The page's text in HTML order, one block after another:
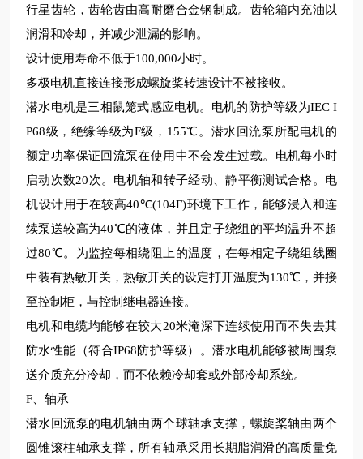
行星齿轮，齿轮齿由高耐磨合金钢制成。齿轮箱内充油以
润滑和冷却，并减少泄漏的影响。
设计使用寿命不低于100,000小时。
多极电机直接连接形成螺旋桨转速设计不被接收。
潜水电机是三相鼠笼式感应电机。电机的防护等级为IEC I
P68级，绝缘等级为F级， 155℃。潜水回流泵所配电机的
额定功率保证回流泵在使用中不会发生过载。电机每小时
启动次数20次。电机轴和转子经动、静平衡测试合格。电
机设计用于在较高40℃(104F)环境下工作，能够浸入和连
续泵送较高为40℃的液体，并且定子绕组的平均温升不超
过80℃。为监控每相绕阻上的温度，在每相定子绕组线圈
中装有热敏开关，热敏开关的设定打开温度为130℃，并接
至控制柜，与控制继电器连接。
电机和电缆均能够在较大20米淹深下连续使用而不失去其
防水性能（符合IP68防护等级）。潜水电机能够被周围泵
送介质充分冷却，而不依赖冷却套或外部冷却系统。
F 、轴承
潜水回流泵的电机轴由两个球轴承支撑，螺旋桨轴由两个
圆锥滚柱轴承支撑，所有轴承采用长期脂润滑的高质量免